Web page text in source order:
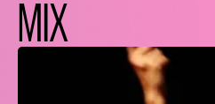
MIX